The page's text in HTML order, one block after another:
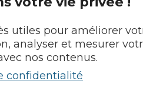
utiles pour améliorer
analyser et mesurer
nos contenus.
confidentialité